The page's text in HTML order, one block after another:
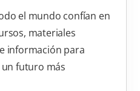
el mundo confían en
materiales
información para
futuro más